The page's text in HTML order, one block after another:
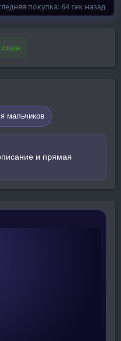
мальчиков
и прямая